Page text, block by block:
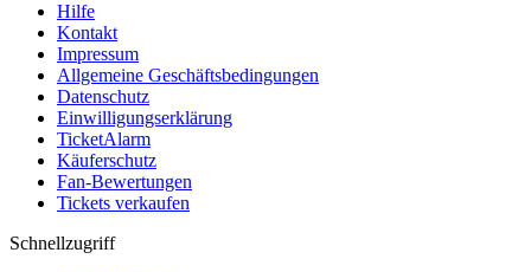
Hilfe
Kontakt
Impressum
Allgemeine Geschäftsbedingungen
Datenschutz
Einwilligungserklärung
TicketAlarm
Käuferschutz
Fan-Bewertungen
Tickets verkaufen
Schnellzugriff